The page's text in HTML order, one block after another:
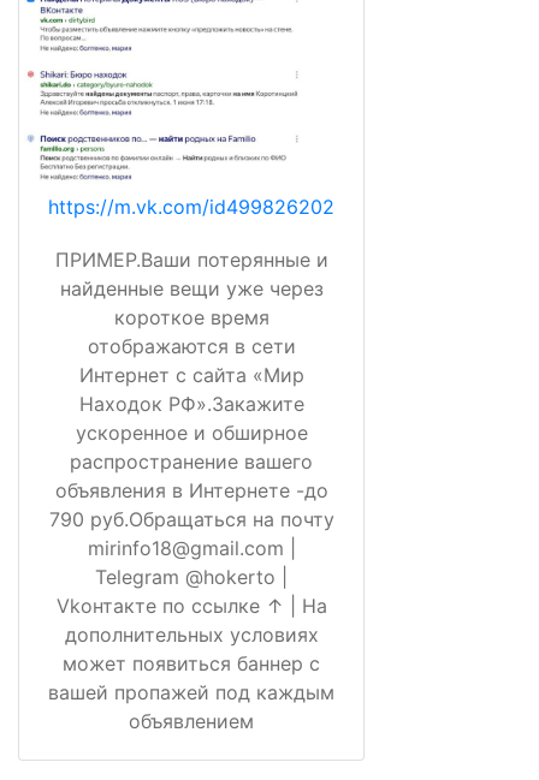
https://m.vk.com/id499826202
ПРИМЕР.Ваши потерянные и
найденные вещи уже через
короткое время
отображаются в сети
Интернет с сайта «Мир
Находок РФ».Закажите
ускоренное и обширное
распространение вашего
объявления в Интернете -до
790 руб.Обращаться на почту
mirinfo18@gmail.com |
Telegram @hokerto |
Vkонтакте по ссылке ↑ | На
дополнительных условиях
может появиться баннер с
вашей пропажей под каждым
объявлением